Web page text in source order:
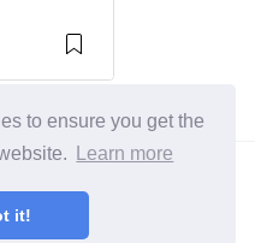
to ensure you get the
Learn more
it!
antara